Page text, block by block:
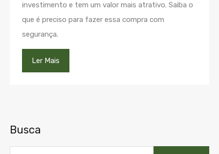
investimento e tem um valor mais atrativo. Saiba o
que é preciso para fazer essa compra com
segurança.
Ler Mais
Busca